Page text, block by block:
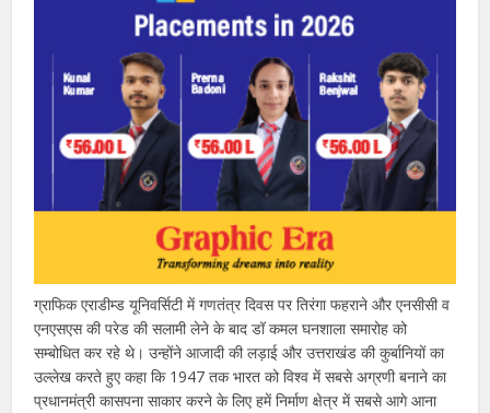
ग्राफिक एराडीम्ड यूनिवर्सिटी में गणतंत्र दिवस पर तिरंगा फहराने और एनसीसी व
एनएसएस की परेड की सलामी लेने के बाद डॉ कमल घनशाला समारोह को
सम्बोधित कर रहे थे। उन्होंने आजादी की लड़ाई और उत्तराखंड की कुर्बानियों का
उल्लेख करते हुए कहा कि 1947 तक भारत को विश्व में सबसे अग्रणी बनाने का
प्रधानमंत्री कासपना साकार करने के लिए हमें निर्माण क्षेत्र में सबसे आगे आना